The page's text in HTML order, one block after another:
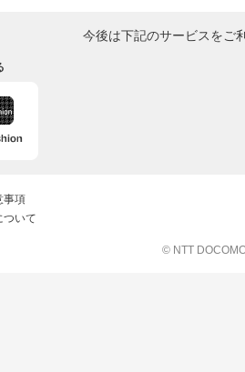
今後は下記のサービスをご
事項
ついて
© NTT